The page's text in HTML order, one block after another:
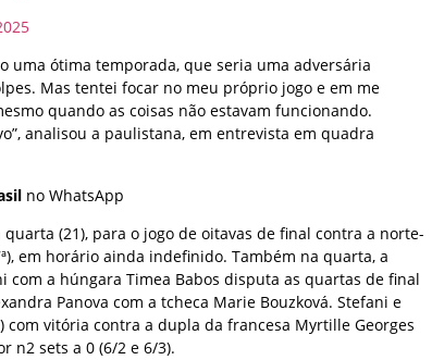
uma ótima temporada, que seria uma adversária
Mas tentei focar no meu próprio jogo e em me
quando as coisas não estavam funcionando.
analisou a paulistana, em entrevista em quadra
no WhatsApp
(21), para o jogo de oitavas de final contra a norte-
em horário ainda indefinido. Também na quarta, a
com a húngara Timea Babos disputa as quartas de final
Panova com a tcheca Marie Bouzková. Stefani e
com vitória contra a dupla da francesa Myrtille Georges
n2 sets a 0 (6/2 e 6/3).